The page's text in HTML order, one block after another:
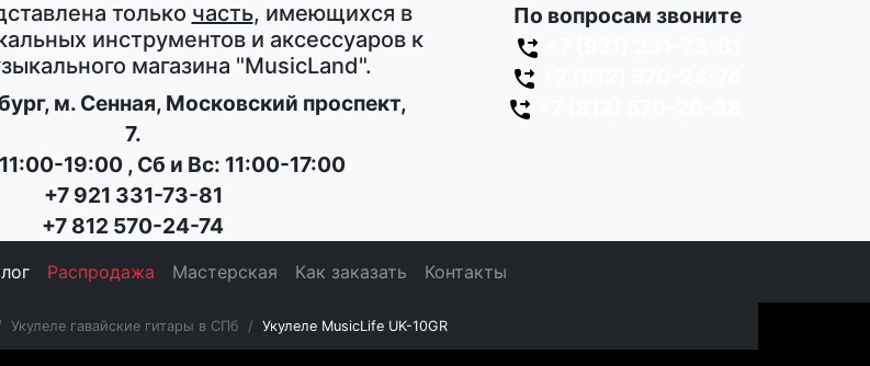
только часть, имеющихся в
инструментов и аксессуаров к
магазина "MusicLand".
, м. Сенная, Московский проспект,
7.
19:00 , Сб и Вс: 11:00-17:00
+7 921 331-73-81
+7 812 570-24-74
По вопросам звоните
Распродажа Мастерская Как заказать Контакты
Укулеле гавайские гитары в СПб Укулеле MusicLife UK-10GR